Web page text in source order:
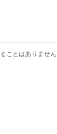
ことはありません